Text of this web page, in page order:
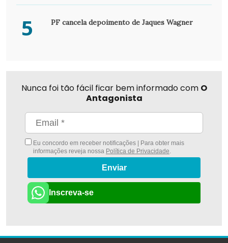
5 PF cancela depoimento de Jaques Wagner
Nunca foi tão fácil ficar bem informado com O
Antagonista
Eu concordo em receber notificações | Para obter mais
informações reveja nossa Política de Privacidade.
Enviar
Inscreva-se